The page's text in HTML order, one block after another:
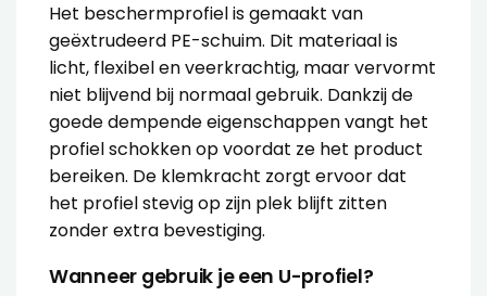
Het beschermprofiel is gemaakt van
geëxtrudeerd PE-schuim. Dit materiaal is
licht, flexibel en veerkrachtig, maar vervormt
niet blijvend bij normaal gebruik. Dankzij de
goede dempende eigenschappen vangt het
profiel schokken op voordat ze het product
bereiken. De klemkracht zorgt ervoor dat
het profiel stevig op zijn plek blijft zitten
zonder extra bevestiging.
Wanneer gebruik je een U-profiel?